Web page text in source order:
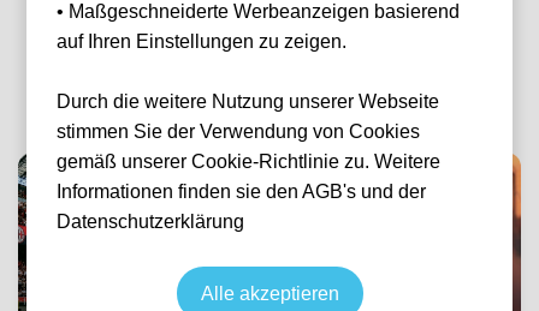
Schnell zu deiner Lieblings-
Eventkategorie
Bundesliga, Premier
Formel 1
• Maßgeschneiderte Werbeanzeigen basierend
auf Ihren Einstellungen zu zeigen.
Durch die weitere Nutzung unserer Webseite
stimmen Sie der Verwendung von Cookies
gemäß unserer Cookie-Richtlinie zu. Weitere
Informationen finden sie den AGB's und der
Datenschutzerklärung
Alle akzeptieren